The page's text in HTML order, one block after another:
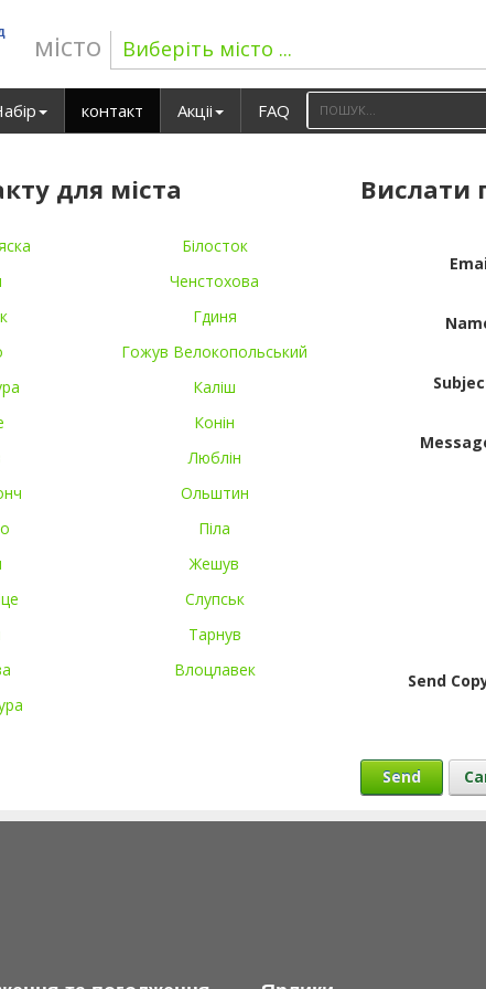
місто Виберіть місто ...
контакт Акціі FAQ
для міста
Білосток
Ченстохова
Гдиня
Гожув Велокопольський
Каліш
Конін
Люблін
Ольштин
Піла
Жешув
Слупськ
Тарнув
Влоцлавек
Вислати
Send
Send